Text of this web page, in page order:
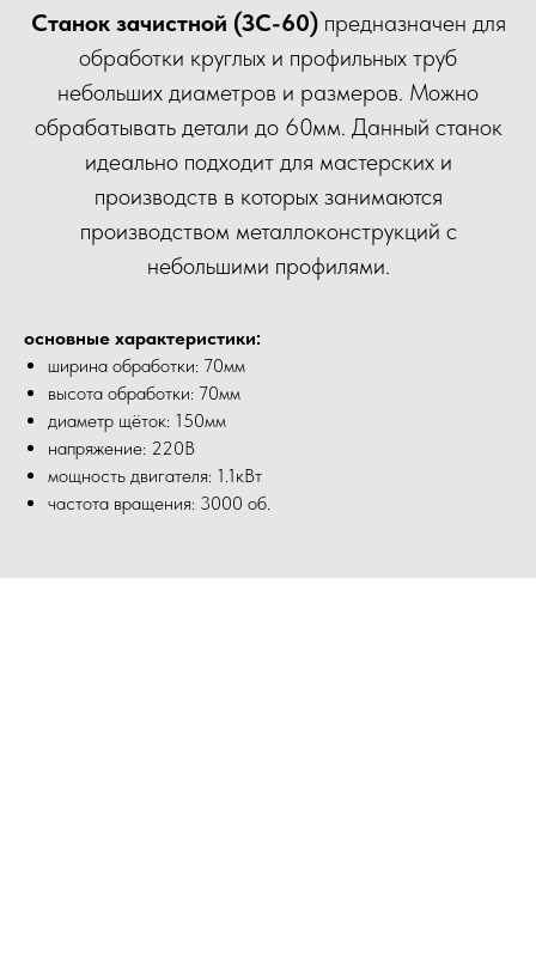
Станок зачистной (ЗС-60) предназначен для
обработки круглых и профильных труб
небольших диаметров и размеров. Можно
обрабатывать детали до 60мм. Данный станок
идеально подходит для мастерских и
производств в которых занимаются
производством металлоконструкций с
небольшими профилями.
основные характеристики:
ширина обработки: 70мм
высота обработки: 70мм
диаметр щёток: 150мм
напряжение: 220В
мощность двигателя: 1.1кВт
частота вращения: 3000 об.